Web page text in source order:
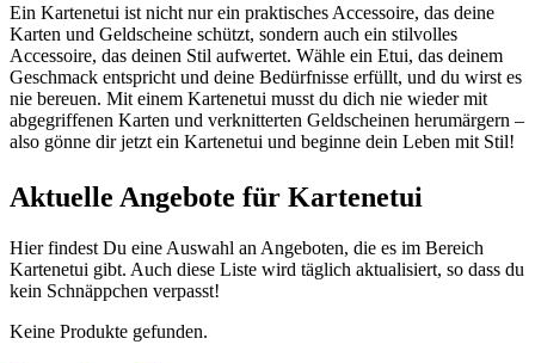
Ein Kartenetui ist nicht nur ein praktisches Accessoire, das deine
Karten und Geldscheine schützt, sondern auch ein stilvolles
Accessoire, das deinen Stil aufwertet. Wähle ein Etui, das deinem
Geschmack entspricht und deine Bedürfnisse erfüllt, und du wirst es
nie bereuen. Mit einem Kartenetui musst du dich nie wieder mit
abgegriffenen Karten und verknitterten Geldscheinen herumärgern –
also gönne dir jetzt ein Kartenetui und beginne dein Leben mit Stil!
Aktuelle Angebote für Kartenetui
Hier findest Du eine Auswahl an Angeboten, die es im Bereich
Kartenetui gibt. Auch diese Liste wird täglich aktualisiert, so dass du
kein Schnäppchen verpasst!
Keine Produkte gefunden.